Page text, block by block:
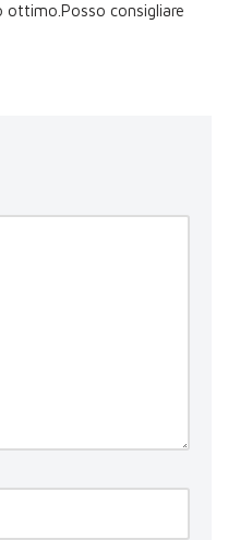
consigliare